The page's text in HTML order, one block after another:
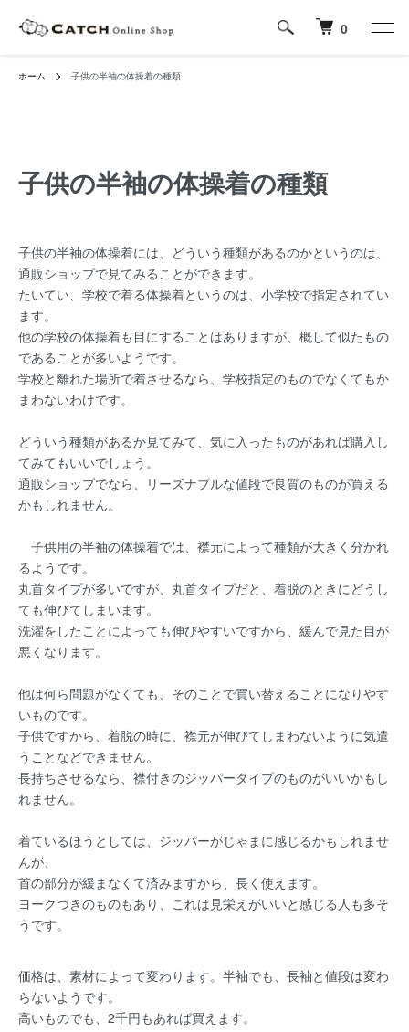
0
ホーム 子供の半袖の体操着の種類
子供の半袖の体操着の種類
子供の半袖の体操着には、どういう種類があるのかというのは、
通販ショップで見てみることができます。
たいてい、学校で着る体操着というのは、小学校で指定されてい
ます。
他の学校の体操着も目にすることはありますが、概して似たもの
であることが多いようです。
学校と離れた場所で着させるなら、学校指定のものでなくてもか
まわないわけです。
どういう種類があるか見てみて、気に入ったものがあれば購入し
てみてもいいでしょう。
通販ショップでなら、リーズナブルな値段で良質のものが買える
かもしれません。
子供用の半袖の体操着では、襟元によって種類が大きく分かれ
るようです。
丸首タイプが多いですが、丸首タイプだと、着脱のときにどうし
ても伸びてしまいます。
洗濯をしたことによっても伸びやすいですから、緩んで見た目が
悪くなります。
他は何ら問題がなくても、そのことで買い替えることになりやす
いものです。
子供ですから、着脱の時に、襟元が伸びてしまわないように気遣
うことなどできません。
長持ちさせるなら、襟付きのジッパータイプのものがいいかもし
れません。
着ているほうとしては、ジッパーがじゃまに感じるかもしれませ
んが、
首の部分が緩まなくて済みますから、長く使えます。
ヨークつきのものもあり、これは見栄えがいいと感じる人も多そ
うです。
価格は、素材によって変わります。半袖でも、長袖と値段は変わ
らないようです。
高いものでも、2千円もあれば買えます。